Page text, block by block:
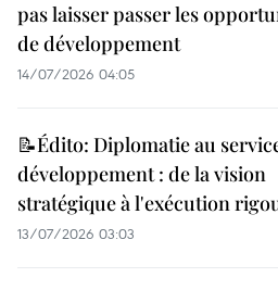
pas laisser passer les
de développement
14/07/2026 04:05
📝Édito: Diplomatie au
développement : de la vision
stratégique à l'exécution
13/07/2026 03:03